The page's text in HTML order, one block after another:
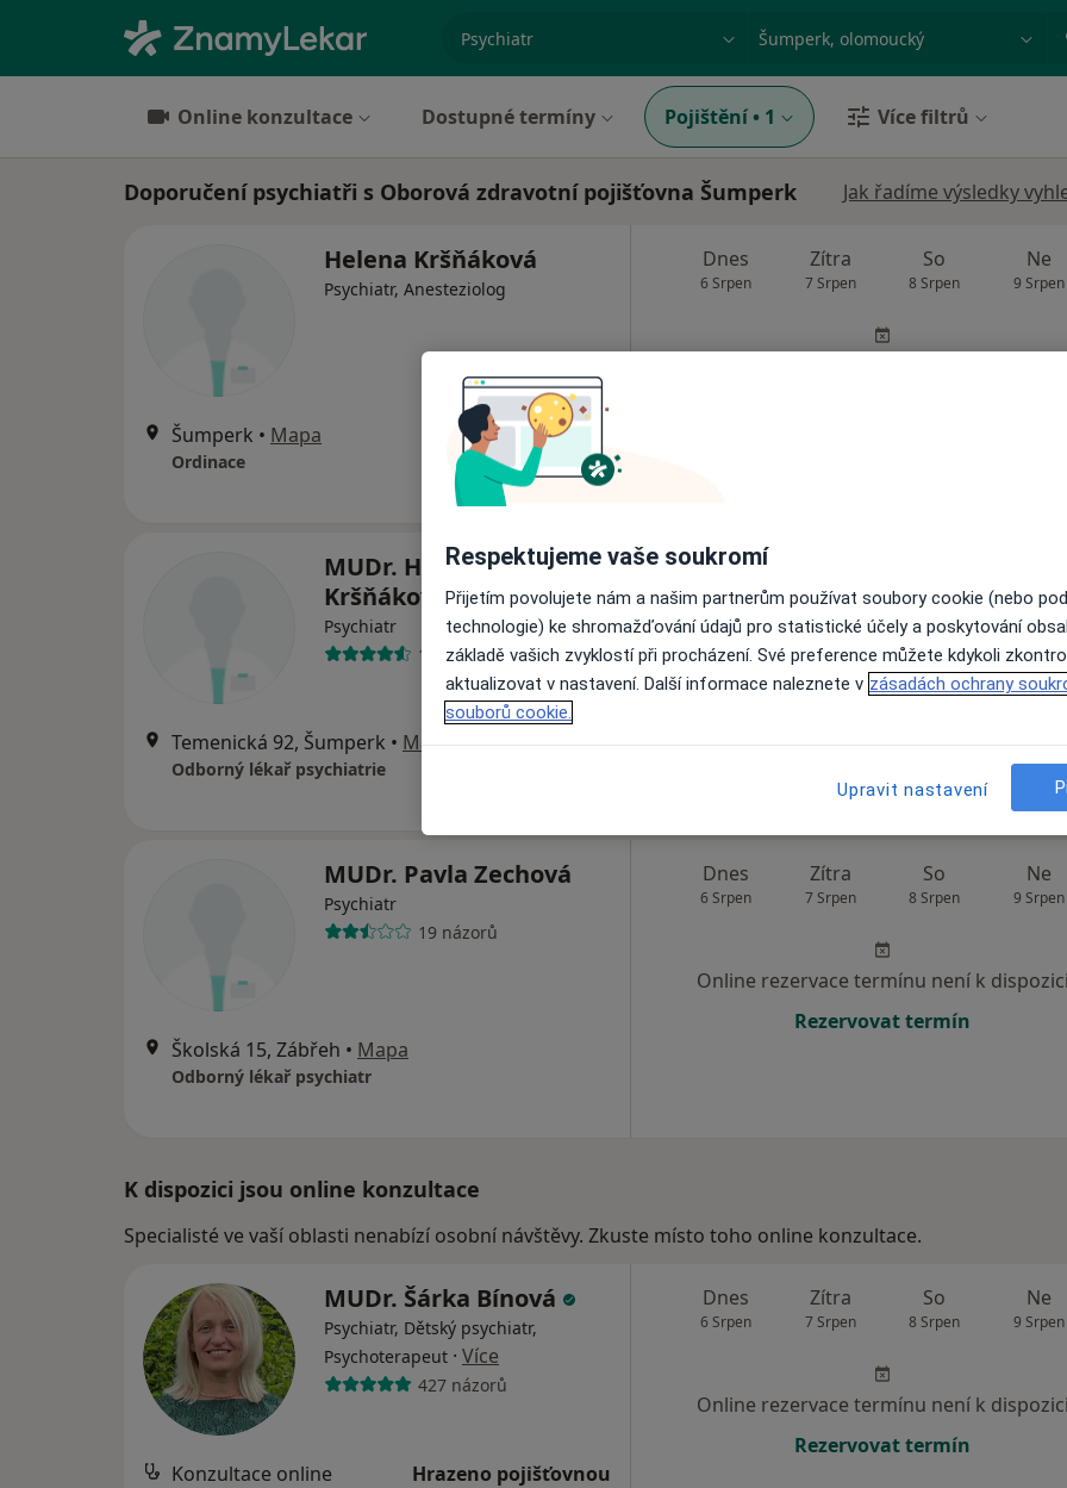
specializace, nemoc nebo příjmeníMěsto nebo region
Online konzultace Dostupné termíny Pojištění • 1 Více filtrů
Doporučení psychiatři s Oborová zdravotní pojišťovna Šumperk Jak řadíme výsledky
Helena Kršňáková
Psychiatr, Anesteziolog
Šumperk • Mapa
Ordinace
Dnes
6 Srpen
Zítra
7 Srpen
So
8 Srpen
Ne
9 Srpen
MUDr. Helena
Kršňáková
Psychiatr
18 názorů
Temenická 92, Šumperk • Mapa
Odborný lékař psychiatrie
Dnes
6 Srpen 7 Srpen 8 Srpen 9 Srpen
Online rezervace termínu není k
MUDr. Pavla Zechová
Psychiatr
19 názorů
Školská 15, Zábřeh • Mapa
Odborný lékař psychiatr
Dnes
6 Srpen
Zítra
7 Srpen
So
8 Srpen
Ne
9 Srpen
Online rezervace termínu není k dispozici
Rezervovat termín
K dispozici jsou online konzultace
Specialisté ve vaší oblasti nenabízí osobní návštěvy. Zkuste místo toho online konzultace.
MUDr. Šárka Bínová
Psychiatr, Dětský psychiatr,
Psychoterapeut · Více
427 názorů
Konzultace online Hrazeno pojišťovnou
Dnes
6 Srpen
Zítra
7 Srpen
So
8 Srpen
Ne
9 Srpen
Online rezervace termínu není k dispozici
Rezervovat termín
Respektujeme vaše soukromí
Přijetím povolujete nám a našim partnerům používat soubory cookie (nebo
technologie) ke shromažďování údajů pro statistické účely a poskytování
základě vašich zvyklostí při procházení. Své preference můžete kdykoli
aktualizovat v nastavení. Další informace naleznete v zásadách ochrany
souborů cookie.
Upravit nastavení